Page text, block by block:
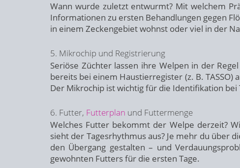
Wann wurde zuletzt entwurmt? Mit welchem
Informationen zu ersten Behandlungen gegen
in einem Zeckengebiet wohnst oder viel in der
5. Mikrochip und Registrierung
Seriöse Züchter lassen ihre Welpen in der
bereits bei einem Haustierregister (z. B.
Der Mikrochip ist wichtig für die Identifikation
6. Futter, Futterplan und Futtermenge
Welches Futter bekommt der Welpe derzeit?
sieht der Tagesrhythmus aus? Je mehr du über
den Übergang gestalten – und
gewohnten Futters für die ersten Tage.